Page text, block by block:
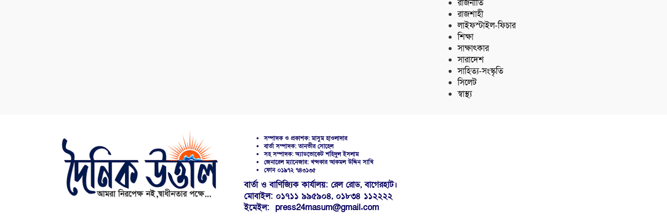
রাজনীতি
রাজশাহী
লাইফস্টাইল-ফিচার
শিক্ষা
সাক্ষাৎকার
সারাদেশ
সাহিত্য-সংস্কৃতি
সিলেট
স্বাস্থ্য
সম্পাদক ও প্রকাশক: মাসুম হাওলাদার
বার্তা সম্পাদক: তানভীর সোহেল
সহ সম্পাদক: অ্যাডভোকেট শহিদুল ইসলাম
জেনারেল ম্যানেজার: খন্দকার আকমল উদ্দিন সাখি
ফোন ০১৯৭২ ৭৪৩১৩৫
বার্তা ও বাণিজ্যিক কার্যালয়: রেল রোড, বাগেরহাট।
মোবাইল: ০১৭১১ ৯৯৫৯০৪, ০১৮৩৪ ১১২২২২
ইমেইল: press24masum@gmail.com